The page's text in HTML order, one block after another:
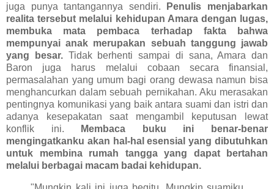
juga punya tantangannya sendiri.
Penulis menjabarkan
realita tersebut melalui kehidupan Amara dengan lugas,
membuka mata pembaca terhadap fakta bahwa
mempunyai anak merupakan sebuah tanggung jawab
yang besar.Tidak berhenti sampai di sana, Amara dan
Baron juga harus melalui cobaan secara finansial,
permasalahan yang umum bagi orang dewasa namun bisa
menghancurkan dalam sebuah pernikahan. Aku merasakan
pentingnya komunikasi yang baik antara suami dan istri dan
adanya kesepakatan saat mengambil keputusan lewat
konflik ini.
Membaca buku ini benar-benar
mengingatkanku akan hal-hal esensial yang dibutuhkan
untuk membina rumah tangga yang dapat bertahan
melalui berbagai macam badai kehidupan.